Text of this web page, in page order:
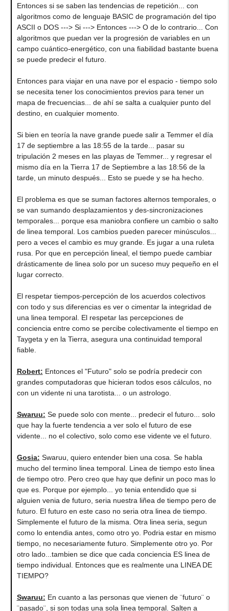
Entonces si se saben las tendencias de repetición... con
algoritmos como de lenguaje BASIC de programación del tipo
ASCII o DOS ---> Si ---> Entonces ---> O de lo contrario... Con
algoritmos que puedan ver la progresión de variables en un
campo cuántico-energético, con una fiabilidad bastante buena
se puede predecir el futuro.
Entonces para viajar en una nave por el espacio - tiempo solo
se necesita tener los conocimientos previos para tener un
mapa de frecuencias... de ahí se salta a cualquier punto del
destino, en cualquier momento.
Si bien en teoría la nave grande puede salir a Temmer el día
17 de septiembre a las 18:55 de la tarde... pasar su
tripulación 2 meses en las playas de Temmer... y regresar el
mismo día en la Tierra 17 de Septiembre a las 18:56 de la
tarde, un minuto después... Esto se puede y se ha hecho.
El problema es que se suman factores alternos temporales, o
se van sumando desplazamientos y des-sincronizaciones
temporales... porque esa maniobra confiere un cambio o salto
de linea temporal. Los cambios pueden parecer minúsculos...
pero a veces el cambio es muy grande. Es jugar a una ruleta
rusa. Por que en percepción lineal, el tiempo puede cambiar
drásticamente de linea solo por un suceso muy pequeño en el
lugar correcto.
El respetar tiempos-percepción de los acuerdos colectivos
con todo y sus diferencias es ver o cimentar la integridad de
una linea temporal. El respetar las percepciones de
conciencia entre como se percibe colectivamente el tiempo en
Taygeta y en la Tierra, asegura una continuidad temporal
fiable.
Robert: Entonces el "Futuro" solo se podría predecir con
grandes computadoras que hicieran todos esos cálculos, no
con un vidente ni una tarotista... o un astrologo.
Swaruu: Se puede solo con mente... predecir el futuro... solo
que hay la fuerte tendencia a ver solo el futuro de ese
vidente... no el colectivo, solo como ese vidente ve el futuro.
Gosia: Swaruu, quiero entender bien una cosa. Se habla
mucho del termino linea temporal. Linea de tiempo esto linea
de tiempo otro. Pero creo que hay que definir un poco mas lo
que es. Porque por ejemplo... yo tenia entendido que si
alguien venia de futuro, seria nuestra liñea de tiempo pero de
futuro. El futuro en este caso no seria otra linea de tiempo.
Simplemente el futuro de la misma. Otra linea seria, segun
como lo entendia antes, como otro yo. Podria estar en mismo
tiempo, no necesariamente futuro. Simplemente otro yo. Por
otro lado...tambien se dice que cada conciencia ES linea de
tiempo individual. Entonces que es realmente una LINEA DE
TIEMPO?
Swaruu: En cuanto a las personas que vienen de ¨futuro¨ o
¨pasado¨, si son todas una sola linea temporal. Salten a